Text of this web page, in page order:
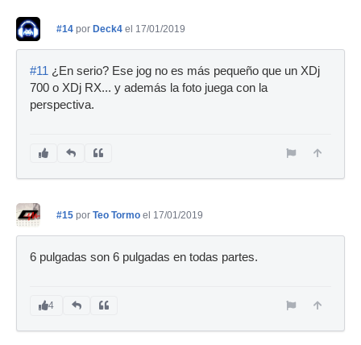
#14 por Deck4 el 17/01/2019
#11 ¿En serio? Ese jog no es más pequeño que un XDj
700 o XDj RX... y además la foto juega con la
perspectiva.
#15 por Teo Tormo el 17/01/2019
6 pulgadas son 6 pulgadas en todas partes.
4